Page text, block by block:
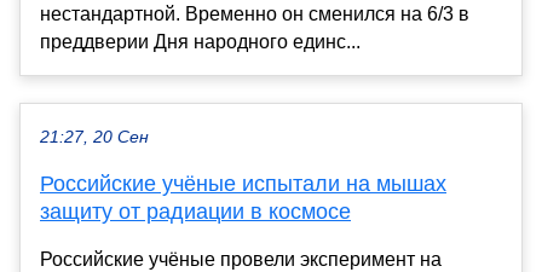
нестандартной. Временно он сменился на 6/3 в
преддверии Дня народного единс...
21:27, 20 Сен
Российские учёные испытали на мышах
защиту от радиации в космосе
Российские учёные провели эксперимент на